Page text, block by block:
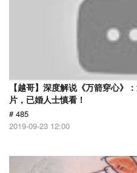
【越哥】深度解说《万箭穿心》
片，已婚人士慎看！
# 485
2019-09-23 12:00